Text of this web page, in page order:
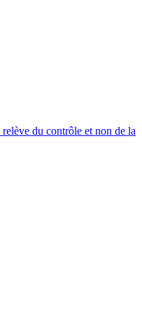
du contrôle et non de la